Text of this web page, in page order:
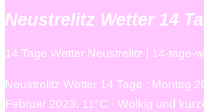
Neustrelitz Wetter 14
14 Tage Wetter Neustrelitz | 14-tage-
Neustrelitz Wetter 14 Tage ; Montag
Februar 2023. 11°C · Wolkig und